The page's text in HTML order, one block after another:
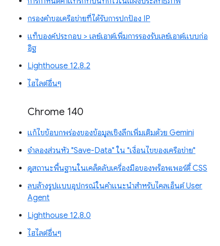
กรองคำขอเครือข่ายที่ได้รับการปกป้อง IP
แท็บองค์ประกอบ > เลย์เอาต์เพิ่มการรองรับเลย์เอาต์แบบก่อ
อิฐ
Lighthouse 12.8.2
ไฮไลต์อื่นๆ
Chrome 140
แก้ไขข้อบกพร่องของข้อมูลเชิงลึกเพิ่มเติมด้วย Gemini
จำลองส่วนหัว "Save-Data" ใน "เงื่อนไขของเครือข่าย"
ดูสถานะพื้นฐานในเคล็ดลับเครื่องมือของพร็อพเพอร์ตี้ CSS
ลบล้างรูปแบบอุปกรณ์ในคำแนะนำสำหรับไคลเอ็นต์ User
Agent
Lighthouse 12.8.0
ไฮไลต์อื่นๆ